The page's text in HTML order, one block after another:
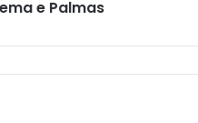
e Palmas